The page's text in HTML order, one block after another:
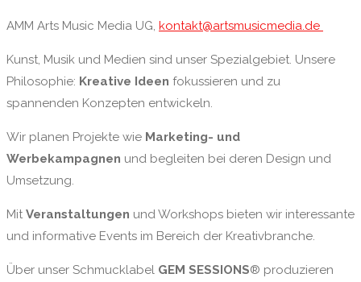
AMM Arts Music Media UG, kontakt@artsmusicmedia.de
Kunst, Musik und Medien sind unser Spezialgebiet. Unsere
Philosophie: Kreative Ideen fokussieren und zu
spannenden Konzepten entwickeln.
Wir planen Projekte wie Marketing- und
Werbekampagnen und begleiten bei deren Design und
Umsetzung.
Mit Veranstaltungen und Workshops bieten wir interessante
und informative Events im Bereich der Kreativbranche.
Über unser Schmucklabel GEM SESSIONS® produzieren